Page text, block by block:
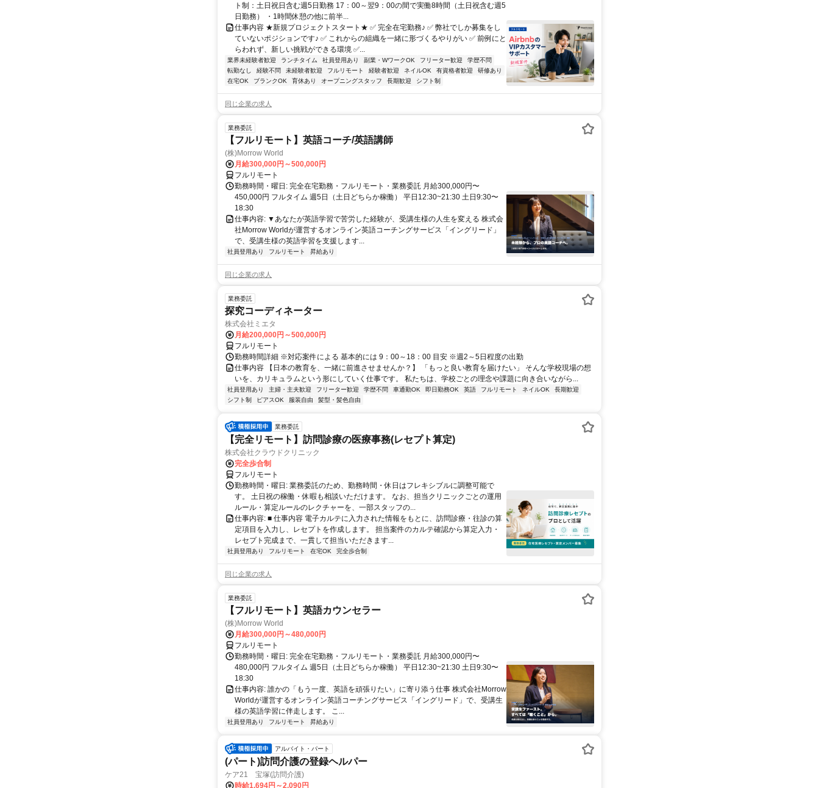
ト制：土日祝日含む週5日勤務 17：00～翌9：00の間で実働8時間（土日祝含む週5
日勤務） ・1時間休憩の他に前半...
仕事内容 ★新規プロジェクトスタート★ ✅ 完全在宅勤務♪ ✅ 弊社でしか募集をし
ていないポジションです♪ ✅ これからの組織を一緒に形づくるやりがい ✅ 前例にと
らわれず、新しい挑戦ができる環境 ✅...
業界未経験者歓迎 ランチタイム 社員登用あり 副業・WワークOK フリーター歓迎
学歴不問
転勤なし
経験不問 未経験者歓迎 フルリモート 経験者歓迎 ネイルOK 有資格者歓迎
研修あり
在宅OK
ブランクOK 育休あり オープニングスタッフ 長期歓迎 シフト制
同じ企業の求人
業務委託
【フルリモート】英語コーチ/英語講師
(株)Morrow World
月給300,000円～500,000円
フルリモート
勤務時間・曜日: 完全在宅勤務・フルリモート・業務委託 月給300,000円〜
450,000円 フルタイム 週5日（土日どちらか稼働） 平日12:30~21:30 土日9:30〜
18:30
仕事内容: ▼あなたが英語学習で苦労した経験が、受講生様の人生を変える 株式会
社Morrow Worldが運営するオンライン英語コーチングサービス「イングリード」
で、受講生様の英語学習を支援します...
社員登用あり フルリモート 昇給あり
同じ企業の求人
業務委託
探究コーディネーター
株式会社ミエタ
月給200,000円～500,000円
フルリモート
勤務時間詳細 ※対応案件による 基本的には 9：00～18：00 目安 ※週2～5日程度の出勤
仕事内容 【日本の教育を、一緒に前進させませんか？】 「もっと良い教育を届けたい」 そんな学校現場の想
いを、カリキュラムという形にしていく仕事です。 私たちは、学校ごとの理念や課題に向き合いながら...
社員登用あり 主婦・主夫歓迎 フリーター歓迎 学歴不問 車通勤OK 即日勤務OK 英語 フルリモート ネイルOK
長期歓迎
シフト制
ピアスOK 服装自由 髪型・髪色自由
業務委託
【完全リモート】訪問診療の医療事務(レセプト算定)
株式会社クラウドクリニック
完全歩合制
フルリモート
勤務時間・曜日: 業務委託のため、勤務時間・休日はフレキシブルに調整可能で
す。 土日祝の稼働・休暇も相談いただけます。 なお、担当クリニックごとの運用
ルール・算定ルールのレクチャーを、一部スタッフの...
仕事内容: ■ 仕事内容 電子カルテに入力された情報をもとに、訪問診療・往診の算
定項目を入力し、レセプトを作成します。 担当案件のカルテ確認から算定入力・
レセプト完成まで、一貫して担当いただきます...
社員登用あり フルリモート 在宅OK 完全歩合制
同じ企業の求人
業務委託
【フルリモート】英語カウンセラー
(株)Morrow World
月給300,000円～480,000円
フルリモート
勤務時間・曜日: 完全在宅勤務・フルリモート・業務委託 月給300,000円〜
480,000円 フルタイム 週5日（土日どちらか稼働） 平日12:30~21:30 土日9:30〜
18:30
仕事内容: 誰かの「もう一度、英語を頑張りたい」に寄り添う仕事 株式会社Morrow
Worldが運営するオンライン英語コーチングサービス「イングリード」で、受講生
様の英語学習に伴走します。 こ...
社員登用あり フルリモート 昇給あり
アルバイト・パート
(パート)訪問介護の登録ヘルパー
ケア21 宝塚(訪問介護)
時給1,694円～2,090円